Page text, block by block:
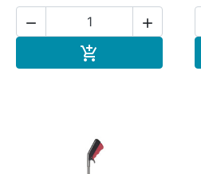
 
